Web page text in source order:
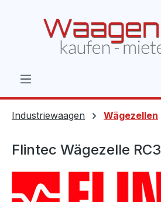
Industriewaagen Wägezellen
Flintec Wägezelle RC3